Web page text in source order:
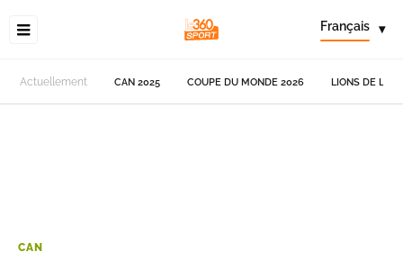
Français ▾
Actuellement CAN 2025 COUPE DU MONDE 2026 LIONS DE
CAN